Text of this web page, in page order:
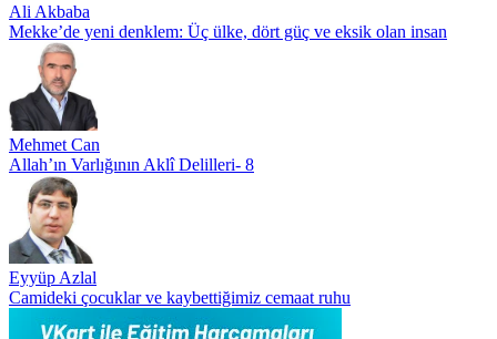
Ali Akbaba
Mekke’de yeni denklem: Üç ülke, dört güç ve eksik olan insan
Mehmet Can
Allah’ın Varlığının Aklî Delilleri- 8
Eyyüp Azlal
Camideki çocuklar ve kaybettiğimiz cemaat ruhu